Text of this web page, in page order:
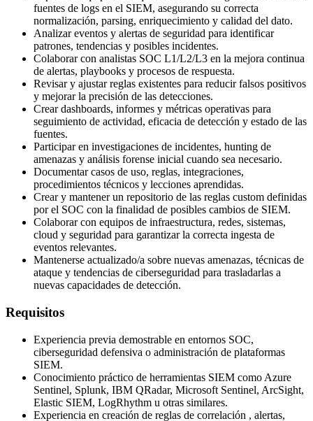
fuentes de logs en el SIEM, asegurando su correcta
normalización, parsing, enriquecimiento y calidad del dato.
Analizar eventos y alertas de seguridad para identificar
patrones, tendencias y posibles incidentes.
Colaborar con analistas SOC L1/L2/L3 en la mejora continua
de alertas, playbooks y procesos de respuesta.
Revisar y ajustar reglas existentes para reducir falsos positivos
y mejorar la precisión de las detecciones.
Crear dashboards, informes y métricas operativas para
seguimiento de actividad, eficacia de detección y estado de las
fuentes.
Participar en investigaciones de incidentes, hunting de
amenazas y análisis forense inicial cuando sea necesario.
Documentar casos de uso, reglas, integraciones,
procedimientos técnicos y lecciones aprendidas.
Crear y mantener un repositorio de las reglas custom definidas
por el SOC con la finalidad de posibles cambios de SIEM.
Colaborar con equipos de infraestructura, redes, sistemas,
cloud y seguridad para garantizar la correcta ingesta de
eventos relevantes.
Mantenerse actualizado/a sobre nuevas amenazas, técnicas de
ataque y tendencias de ciberseguridad para trasladarlas a
nuevas capacidades de detección.
Requisitos
Experiencia previa demostrable en entornos SOC,
ciberseguridad defensiva o administración de plataformas
SIEM.
Conocimiento práctico de herramientas SIEM como Azure
Sentinel, Splunk, IBM QRadar, Microsoft Sentinel, ArcSight,
Elastic SIEM, LogRhythm u otras similares.
Experiencia en creación de reglas de correlación , alertas,